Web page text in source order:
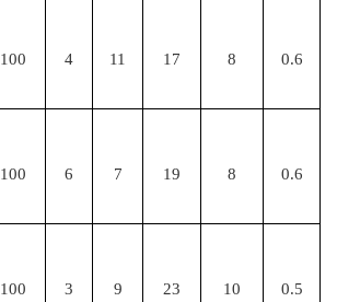
100 4 11 17 8 0.6
100 6 7 19 8 0.6
100 3 9 23 10 0.5